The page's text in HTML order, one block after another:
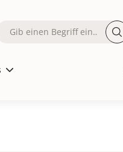
Fulltext